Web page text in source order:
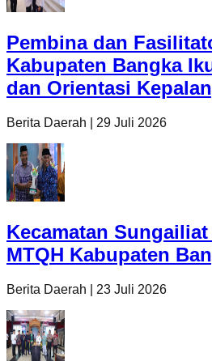
Pembina dan
Kabupaten Bangka
dan Orientasi
Berita Daerah 29 Juli 2026
Kecamatan
MTQH Kabupaten
Berita Daerah 23 Juli 2026